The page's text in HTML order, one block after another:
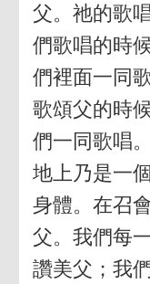
父。祂的歌
們歌唱的時
們裡面一同
歌頌父的時
們一同歌唱
地上乃是一
身體。在召
父。我們每
讚美父；我